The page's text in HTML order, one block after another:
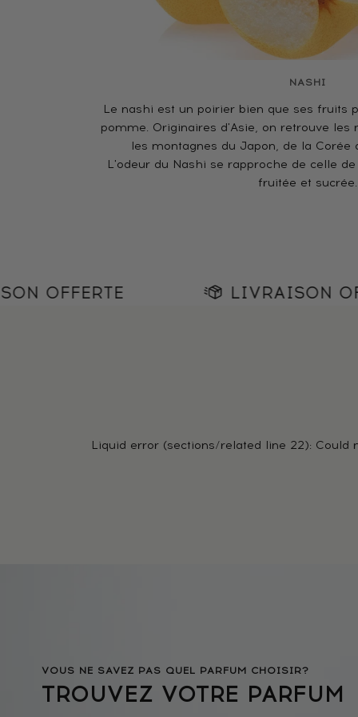
NASHI
Le nashi est un poirier bien que ses fruits
pomme. Originaires d'Asie, on retrouve les
les montagnes du Japon, de la Corée
L'odeur du Nashi se rapproche de celle
fruitée et sucrée.
LIVRAISON OFFERTE
Liquid error (sections/related line 22):
VOUS NE SAVEZ PAS QUEL PARFUM CHOISIR?
TROUVEZ VOTRE PARFUM